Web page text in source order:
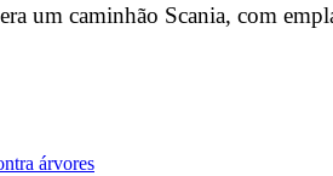
um caminhão Scania, com
árvores